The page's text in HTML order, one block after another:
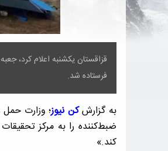
قزاقستان یکشنبه اعلام کرد،
فرستاده شد.
به گزارشکن نیوز؛ وزارت
ضبط‌کننده را به مرکز
کند.»